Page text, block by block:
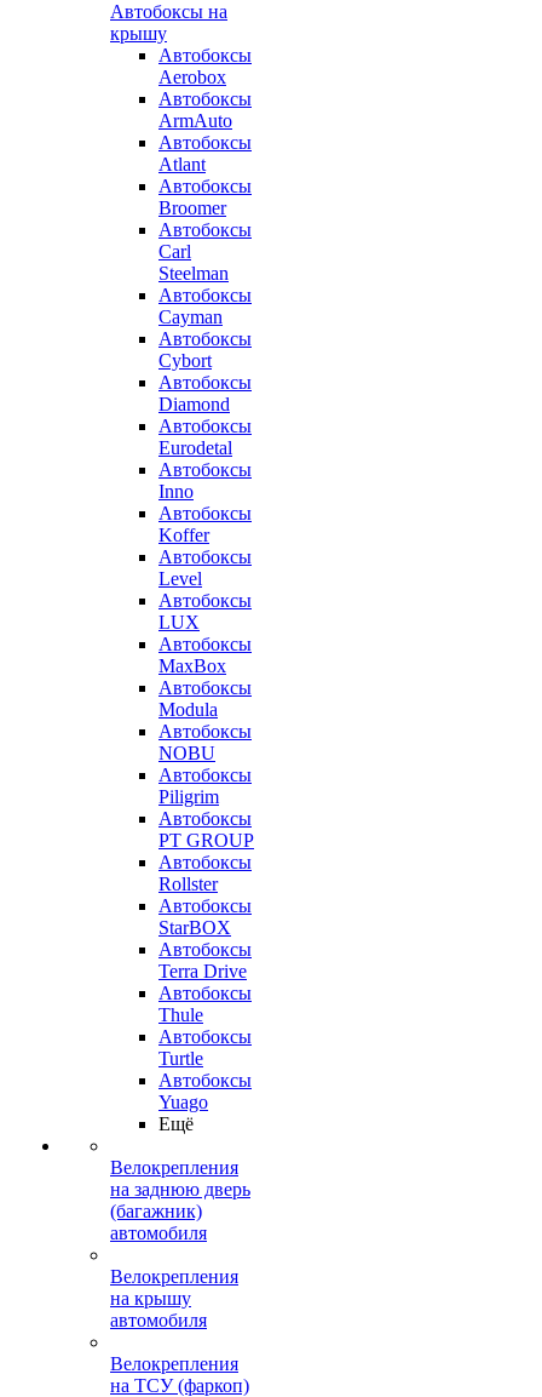
Автобоксы на
крышу
Автобоксы
Aerobox
Автобоксы
ArmAuto
Автобоксы
Atlant
Автобоксы
Broomer
Автобоксы
Carl
Steelman
Автобоксы
Cayman
Автобоксы
Cybort
Автобоксы
Diamond
Автобоксы
Eurodetal
Автобоксы
Inno
Автобоксы
Koffer
Автобоксы
Level
Автобоксы
LUX
Автобоксы
MaxBox
Автобоксы
Modula
Автобоксы
NOBU
Автобоксы
Piligrim
Автобоксы
PT GROUP
Автобоксы
Rollster
Автобоксы
StarBOX
Автобоксы
Terra Drive
Автобоксы
Thule
Автобоксы
Turtle
Автобоксы
Yuago
Ещё
Велокрепления
на заднюю дверь
(багажник)
автомобиля
Велокрепления
на крышу
автомобиля
Велокрепления
на ТСУ (фаркоп)